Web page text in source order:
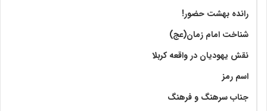
رانده بهشت‌ حضور!
شناخت امام زمان(عج)
نقش یهودیان در واقعه کربلا
اسم رمز
جناب سرهنگ و فرهنگ